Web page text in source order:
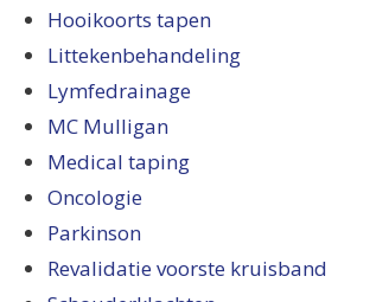
Hooikoorts tapen
Littekenbehandeling
Lymfedrainage
MC Mulligan
Medical taping
Oncologie
Parkinson
Revalidatie voorste kruisband